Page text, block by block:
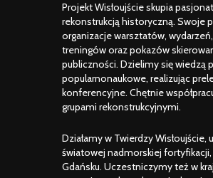
Projekt Wisłoujście skupia
rekonstrukcją historyczną. Swoje
organizacje warsztatów,
treningów oraz pokazów
publiczności. Dzielimy się wiedzą
popularnonaukowe, realizując
konferencyjne. Chętnie
grupami rekonstrukcyjnymi.
Działamy w Twierdzy Wisłoujście,
światowej nadmorskiej fortyfikacji,
Gdańsku. Uczestniczymy też w